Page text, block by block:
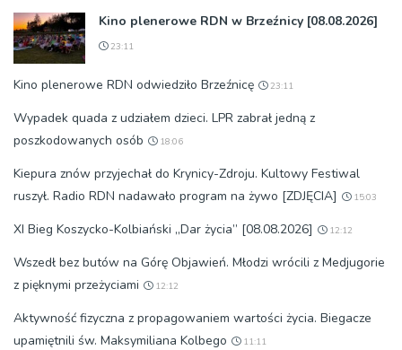
Kino plenerowe RDN w Brzeźnicy [08.08.2026]
23:11
Kino plenerowe RDN odwiedziło Brzeźnicę 23:11
Wypadek quada z udziałem dzieci. LPR zabrał jedną z
poszkodowanych osób
18:06
Kiepura znów przyjechał do Krynicy-Zdroju. Kultowy Festiwal
ruszył. Radio RDN nadawało program na żywo [ZDJĘCIA]
15:03
XI Bieg Koszycko-Kolbiański „Dar życia” [08.08.2026] 12:12
Wszedł bez butów na Górę Objawień. Młodzi wrócili z Medjugorie
z pięknymi przeżyciami
12:12
Aktywność fizyczna z propagowaniem wartości życia. Biegacze
upamiętnili św. Maksymiliana Kolbego
11:11